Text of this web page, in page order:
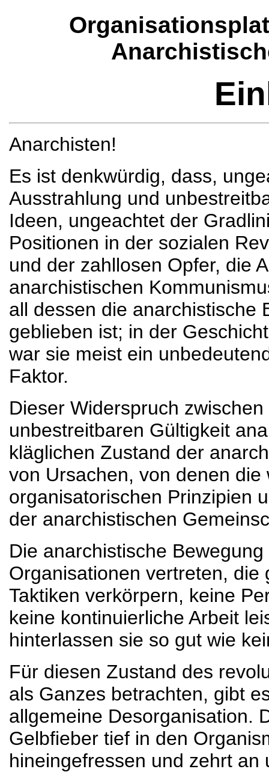
Anarchisten!
Es ist denkwürdig, dass,
Ausstrahlung und
Ideen, ungeachtet der
Positionen in der sozialen
und der zahllosen Opfer, die
anarchistischen
all dessen die anarchistische
geblieben ist; in der
war sie meist ein
Faktor.
Dieser Widerspruch
unbestreitbaren Gültigkeit
kläglichen Zustand der
von Ursachen, von denen
organisatorischen Prinzipien
der anarchistischen
Die anarchistische
Organisationen vertreten,
Taktiken verkörpern, keine
keine kontinuierliche Arbeit
hinterlassen sie so gut wie
Für diesen Zustand des
als Ganzes betrachten, gibt
allgemeine Desorganisation.
Gelbfieber tief in den
hineingefressen und zehrt an